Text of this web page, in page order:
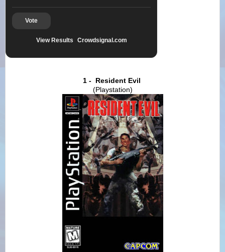
Vote
View Results Crowdsignal.com
1 - Resident Evil
(Playstation)